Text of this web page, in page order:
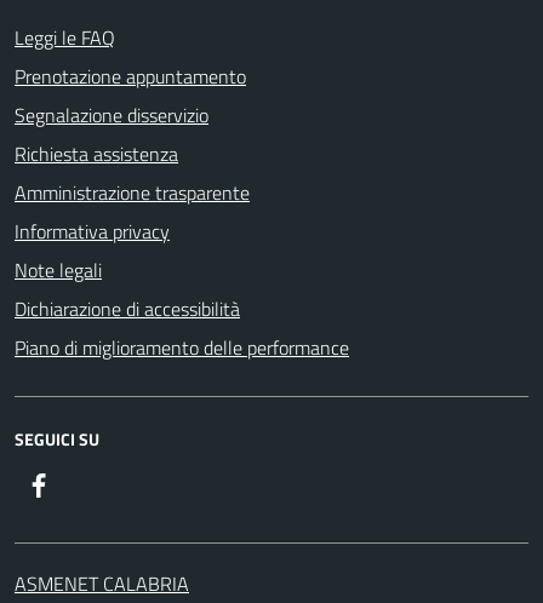
Leggi le FAQ
Prenotazione appuntamento
Segnalazione disservizio
Richiesta assistenza
Amministrazione trasparente
Informativa privacy
Note legali
Dichiarazione di accessibilità
Piano di miglioramento delle performance
SEGUICI SU
ASMENET CALABRIA